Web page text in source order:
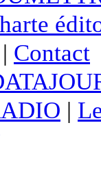
| Contact
|